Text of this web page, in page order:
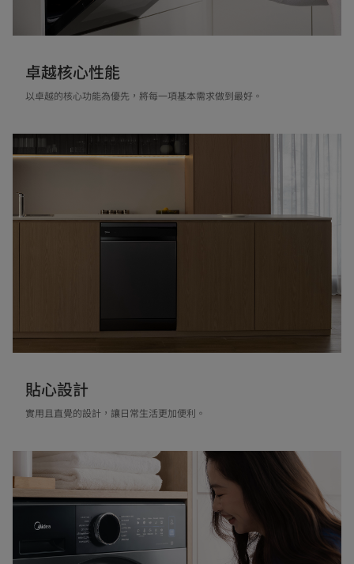
卓越核心性能
以卓越的核心功能為優先，將每一項基本需求做到最好。
貼心設計
實用且直覺的設計，讓日常生活更加便利。